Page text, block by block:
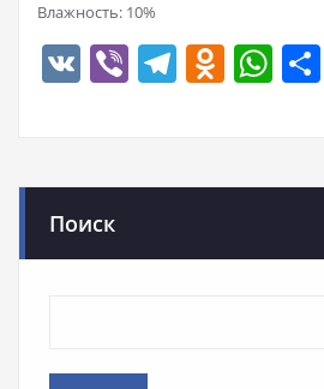
Влажность: 10%
VK ViberTelegram
Поиск